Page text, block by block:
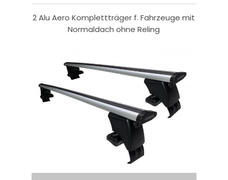
2 Alu Aero Komplettträger f. Fahrzeuge mit
Normaldach ohne Reling